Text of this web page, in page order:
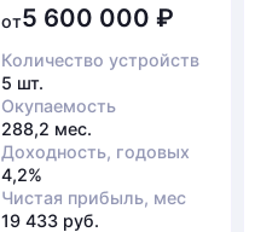
от5 600 000₽
Количество устройств
5 шт.
Окупаемость
288,2 мес.
Доходность, годовых
4,2%
Чистая прибыль, мес
19 433 руб.